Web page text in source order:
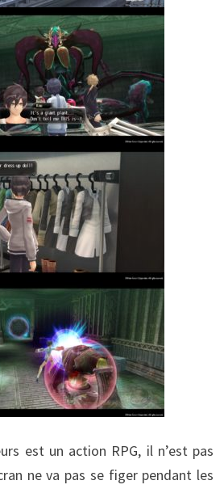
est un action RPG, il n’est pas
ne va pas se figer pendant les